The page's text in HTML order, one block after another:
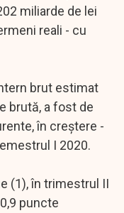
miliarde de lei
reali - cu
brut estimat
brută, a fost de
în creştere -
I 2020.
(1), în trimestrul II
puncte